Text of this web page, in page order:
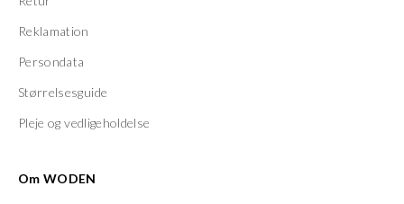
Reklamation
Persondata
Størrelsesguide
Pleje og vedligeholdelse
Om WODEN